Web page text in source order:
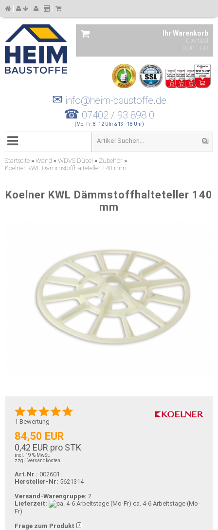
Ihr Warenkorb
0 Artikel
0,00 EUR
✉ info@heim-baustoffe.de
☎ 07402 / 93 898 0
(Mo.-Fr. 8 -12 Uhr & 13 - 18 Uhr)
Startseite » Wand » WDVS Dübel » Zubehör »
Koelner KWL Dämmstoffhalteteller 140 mm
Koelner KWL Dämmstoffhalteteller 140
mm
1 Bewertung
84,50 EUR
0,42 EUR pro STK
incl. 19 % MwSt.
zzgl. Versandkosten
Art.Nr.: 002601
Hersteller-Nr: 5621314
Versand-Warengruppe: 2
Lieferzeit:
ca. 4-6 Arbeitstage (Mo-
Fr)
Frage zum Produkt